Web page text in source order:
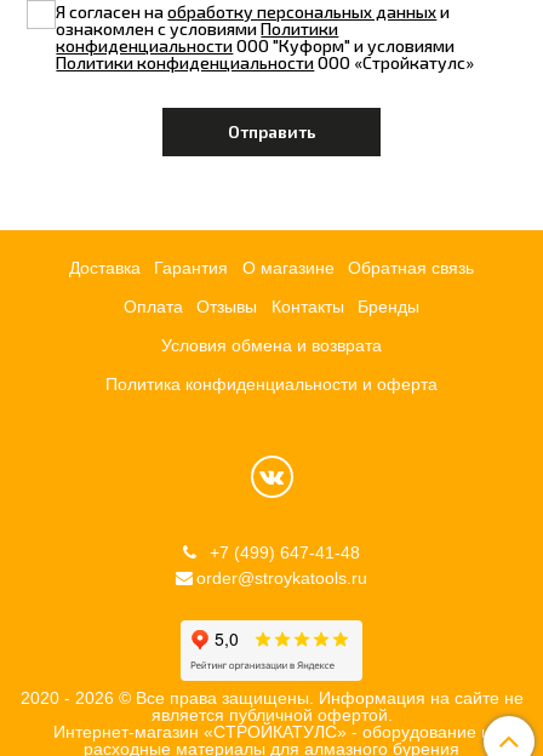
Я согласен наобработку персональных данныхи
ознакомлен с условиямиПолитики
конфиденциальностиООО "Куформ" и условиями
Политики конфиденциальностиООО «Стройкатулс»
Доставка Гарантия О магазине Обратная связь
Оплата Отзывы Контакты Бренды
Условия обмена и возврата
Политика конфиденциальности и оферта
+7 (499) 647-41-48
order@stroykatools.ru
2020 - 2026 © Все права защищены. Информация на сайте не
является публичной офертой.
Интернет-магазин «СТРОЙКАТУЛС» - оборудование и
расходные материалы для алмазного бурения